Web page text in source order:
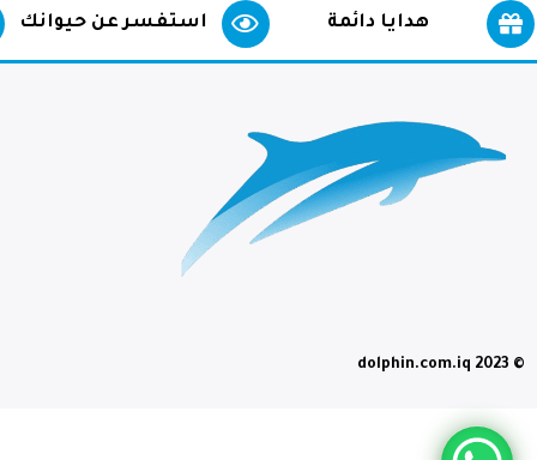
هدايا دائمة استفسر عن حيوانك
© dolphin.com.iq 2023